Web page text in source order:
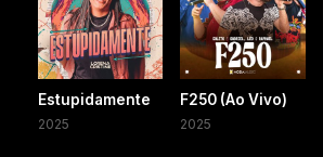
Estupidamente
2025
F250 (Ao Vivo)
2025